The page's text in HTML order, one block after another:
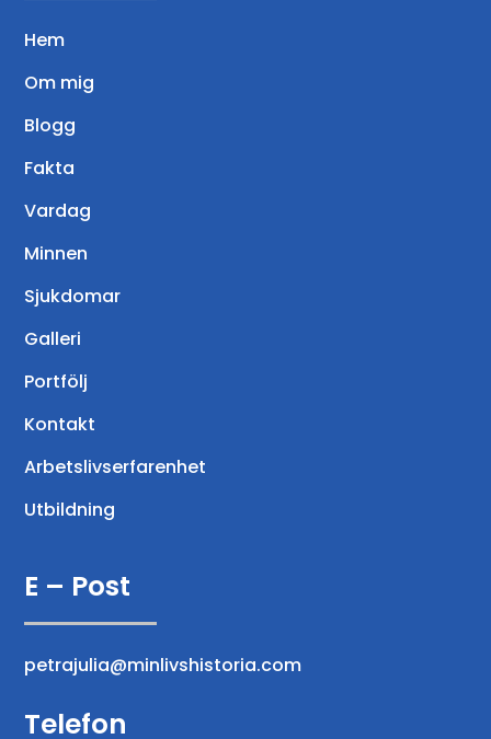
Hem
Om mig
Blogg
Fakta
Vardag
Minnen
Sjukdomar
Galleri
Portfölj
Kontakt
Arbetslivserfarenhet
Utbildning
E – Post
petrajulia@minlivshistoria.com
Telefon